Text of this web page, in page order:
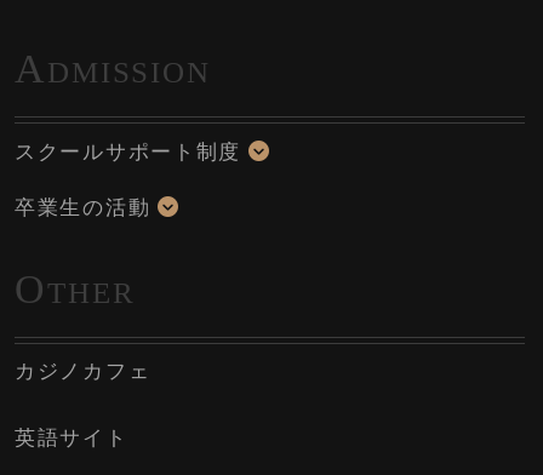
A DMISSION
スクールサポート制度
卒業生の活動
OTHER
カジノカフェ
英語サイト